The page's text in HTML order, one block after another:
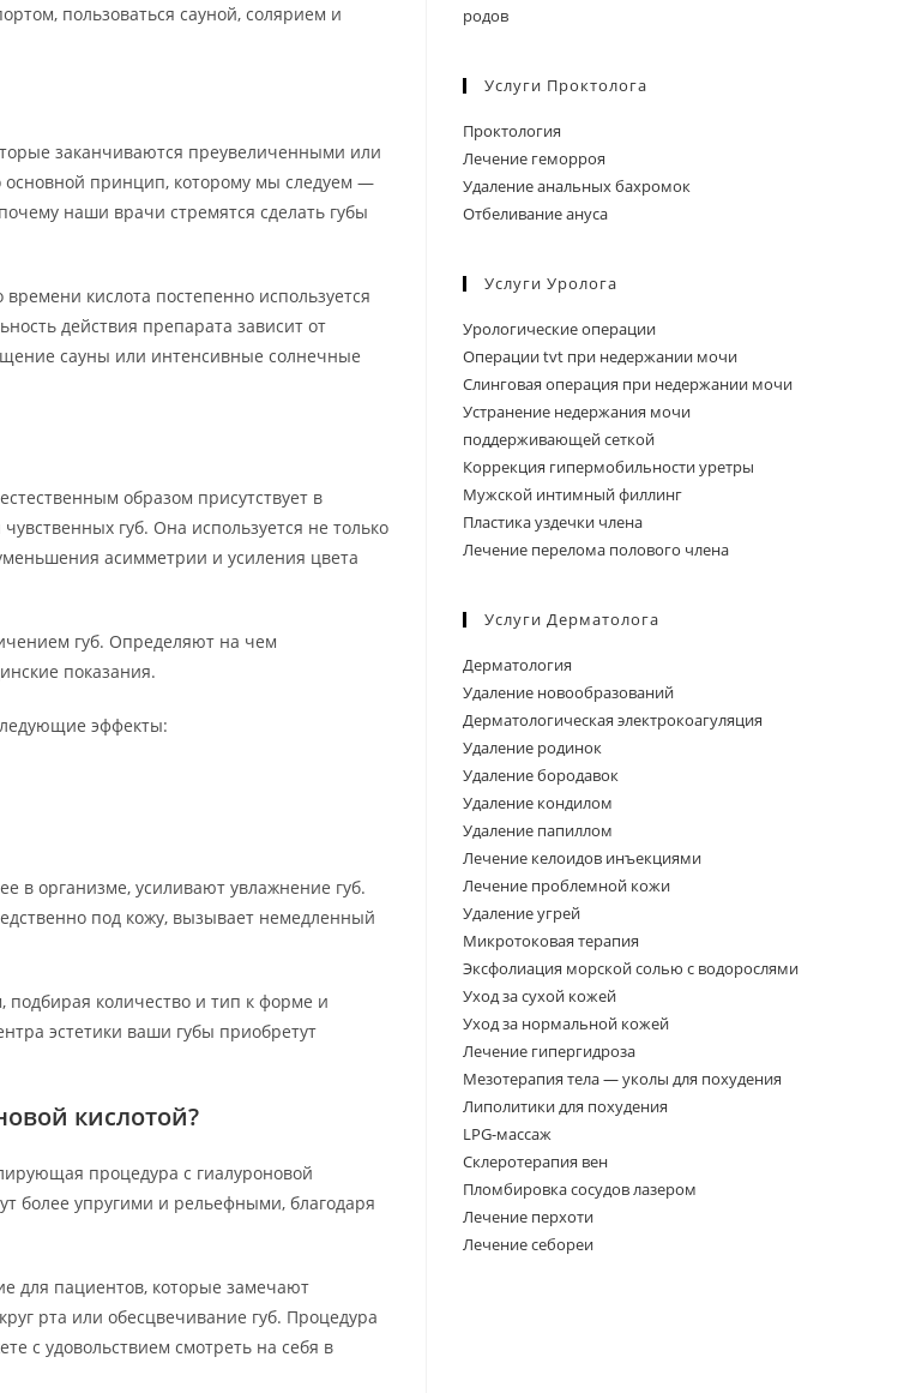
пользоваться сауной, солярием и
заканчиваются преувеличенными или
основной принцип, которому мы следуем —
наши врачи стремятся сделать губы
кислота постепенно используется
действия препарата зависит от
сауны или интенсивные солнечные
образом присутствует в
губ. Она используется не только
асимметрии и усиления цвета
губ. Определяют на чем
показания.
эффекты:
в организме, усиливают увлажнение губ.
под кожу, вызывает немедленный
количество и тип к форме и
эстетики ваши губы приобретут
кислотой?
процедура с гиалуроновой
более упругими и рельефными, благодаря
для пациентов, которые замечают
рта или обесцвечивание губ. Процедура
с удовольствием смотреть на себя в
родов
Услуги Проктолога
Проктология
Лечение геморроя
Удаление анальных бахромок
Отбеливание ануса
Услуги Уролога
Урологические операции
Операции tvt при недержании мочи
Слинговая операция при недержании мочи
Устранение недержания мочи
поддерживающей сеткой
Коррекция гипермобильности уретры
Мужской интимный филлинг
Пластика уздечки члена
Лечение перелома полового члена
Услуги Дерматолога
Дерматология
Удаление новообразований
Дерматологическая электрокоагуляция
Удаление родинок
Удаление бородавок
Удаление кондилом
Удаление папиллом
Лечение келоидов инъекциями
Лечение проблемной кожи
Удаление угрей
Микротоковая терапия
Эксфолиация морской солью с водорослями
Уход за сухой кожей
Уход за нормальной кожей
Лечение гипергидроза
Мезотерапия тела — уколы для похудения
Липолитики для похудения
LPG-массаж
Склеротерапия вен
Пломбировка сосудов лазером
Лечение перхоти
Лечение себореи